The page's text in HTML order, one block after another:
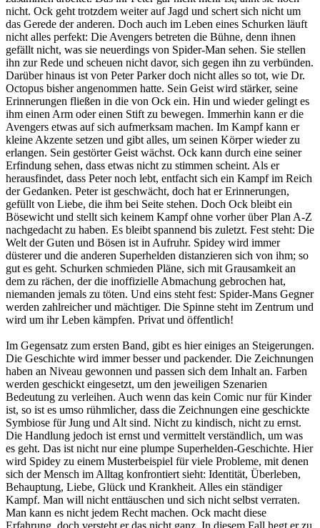
nicht. Ock geht trotzdem weiter auf Jagd und schert sich nicht um
das Gerede der anderen. Doch auch im Leben eines Schurken läuft
nicht alles perfekt: Die Avengers betreten die Bühne, denn ihnen
gefällt nicht, was sie neuerdings von Spider-Man sehen. Sie stellen
ihn zur Rede und scheuen nicht davor, sich gegen ihn zu verbünden.
Darüber hinaus ist von Peter Parker doch nicht alles so tot, wie Dr.
Octopus bisher angenommen hatte. Sein Geist wird stärker, seine
Erinnerungen fließen in die von Ock ein. Hin und wieder gelingt es
ihm einen Arm oder einen Stift zu bewegen. Immerhin kann er die
Avengers etwas auf sich aufmerksam machen. Im Kampf kann er
kleine Akzente setzen und gibt alles, um seinen Körper wieder zu
erlangen. Sein gestörter Geist wächst. Ock kann durch eine seiner
Erfindung sehen, dass etwas nicht zu stimmen scheint. Als er
herausfindet, dass Peter noch lebt, entfacht sich ein Kampf im Reich
der Gedanken. Peter ist geschwächt, doch hat er Erinnerungen,
gefüllt von Liebe, die ihm bei Seite stehen. Doch Ock bleibt ein
Bösewicht und stellt sich keinem Kampf ohne vorher über Plan A-Z
nachgedacht zu haben. Es bleibt spannend bis zuletzt. Fest steht: Die
Welt der Guten und Bösen ist in Aufruhr. Spidey wird immer
düsterer und die anderen Superhelden distanzieren sich von ihm; so
gut es geht. Schurken schmieden Pläne, sich mit Grausamkeit an
dem zu rächen, der die inoffizielle Abmachung gebrochen hat,
niemanden jemals zu töten. Und eins steht fest: Spider-Mans Gegner
werden zahlreicher und mächtiger. Die Spinne steht im Zentrum und
wird um ihr Leben kämpfen. Privat und öffentlich!
Im Gegensatz zum ersten Band, gibt es hier einiges an Steigerungen.
Die Geschichte wird immer besser und packender. Die Zeichnungen
haben an Niveau gewonnen und passen sich dem Inhalt an. Farben
werden geschickt eingesetzt, um den jeweiligen Szenarien
Bedeutung zu verleihen. Auch wenn das kein Comic nur für Kinder
ist, so ist es umso rühmlicher, dass die Zeichnungen eine geschickte
Symbiose für Jung und Alt sind. Nicht zu kindisch, nicht zu ernst.
Die Handlung jedoch ist ernst und vermittelt verständlich, um was
es geht. Das ist nicht nur eine plumpe Superhelden-Geschichte. Hier
wird Spidey zu einem Musterbeispiel für viele Probleme, mit denen
sich der Mensch im Alltag konfrontiert sieht: Identität, Überleben,
Behauptung, Liebe, Glück und Krankheit. Alles ein ständiger
Kampf. Man will nicht enttäuschen und sich nicht selbst verraten.
Man kann es nicht jedem Recht machen. Ock macht diese
Erfahrung, doch versteht er das nicht ganz. In diesem Fall hegt er zu